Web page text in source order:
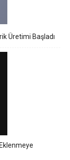
Üretimi Başladı